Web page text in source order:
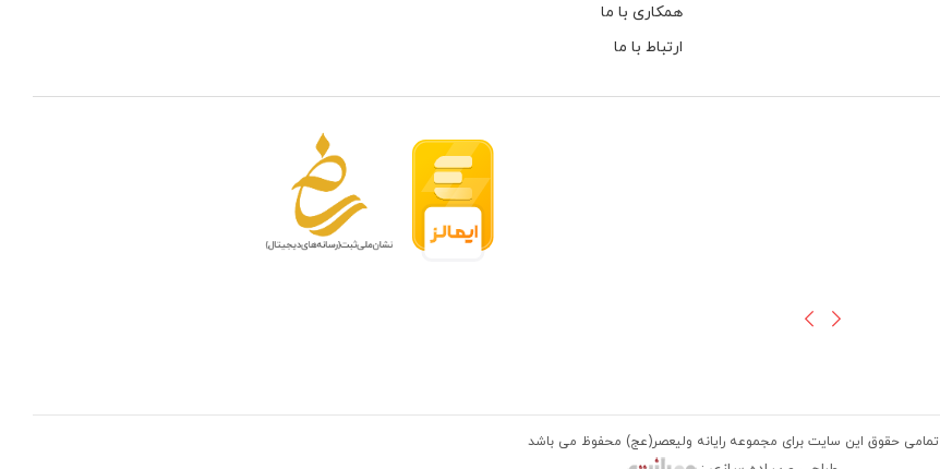
همکاری با ما
ارتباط با ما
هارهای اینترنال مخصوص دوربین های مدار بسته در ظرفیتهای مختلف
تمامی حقوق این سایت برای مجموعه رایانه ولیعصر(عج) محفوظ می باشد